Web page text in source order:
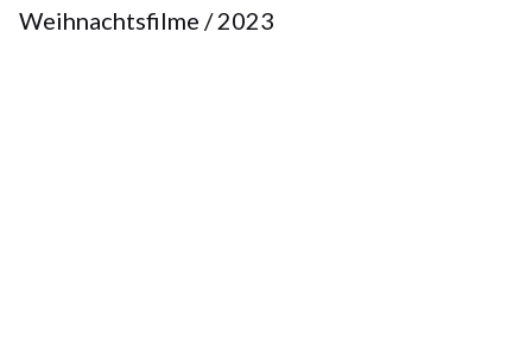
Weihnachtsfilme / 2023